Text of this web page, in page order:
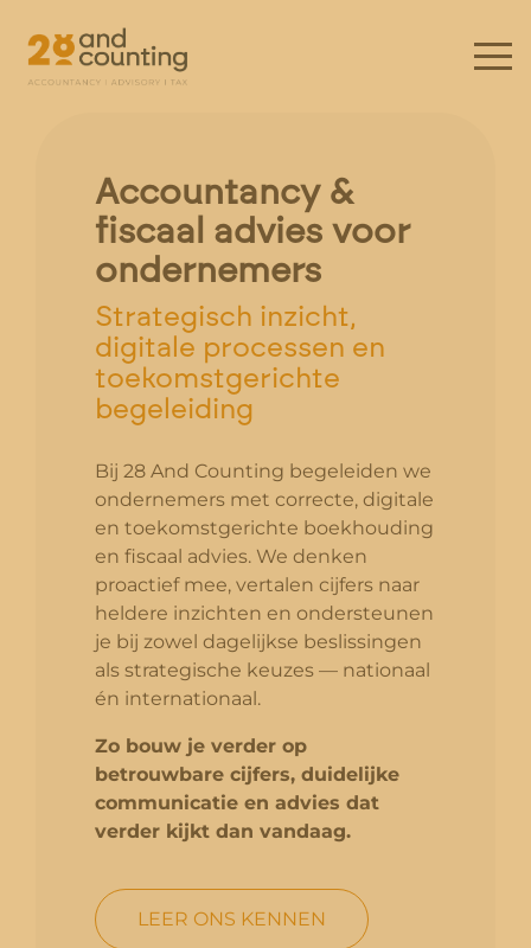
Accountancy &
fiscaal advies voor
ondernemers
Strategisch inzicht,
digitale processen en
toekomstgerichte
begeleiding
Bij 28 And Counting begeleiden we
ondernemers met correcte, digitale
en toekomstgerichte boekhouding
en fiscaal advies. We denken
proactief mee, vertalen cijfers naar
heldere inzichten en ondersteunen
je bij zowel dagelijkse beslissingen
als strategische keuzes — nationaal
én internationaal.
Zo bouw je verder op
betrouwbare cijfers, duidelijke
communicatie en advies dat
verder kijkt dan vandaag.
LEER ONS KENNEN